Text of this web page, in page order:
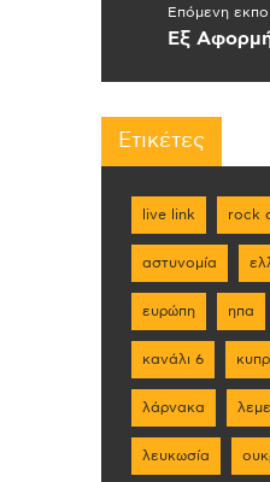
Επόμενη
Εξ
Ετικέτες
live link rock
αστυνομία
ευρώπη ηπα
κανάλι 6
λάρνακα
λευκωσία